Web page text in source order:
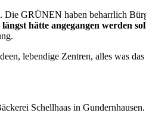
GRÜNEN haben beharrlich
hätte angegangen werden
lebendige Zentren, alles was
Schellhaas in